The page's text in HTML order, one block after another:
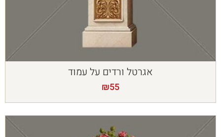
אגרטל ורדים על עמוד
₪55